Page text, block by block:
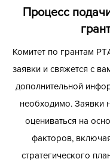
Процесс
грант
Комитет по грантам
заявки и свяжется с
дополнительной
необходимо. Заявки
оцениваться на
факторов,
стратегического